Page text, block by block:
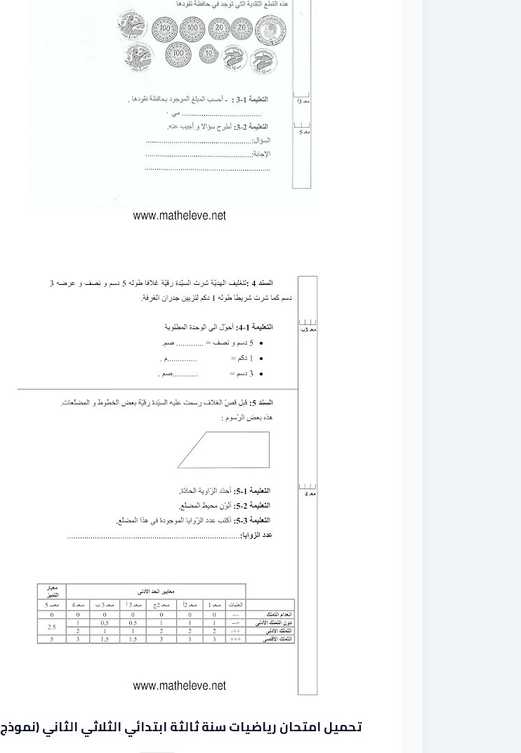
تحميل امتحان رياضيات سنة ثالثة ابتدائي الثلاثي الثاني (نموذج 16)